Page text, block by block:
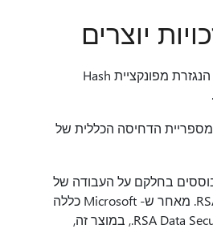
יוצרים
מוצר זה מכיל תוכנה הנגזרת מפונקציית Hash
מספריית הדחיסה הכללית של
בחלקם על העבודה של
RSA Data Security, Inc. מאחר ש- Microsoft כללה
את התוכנה RSA Data Security, Inc., במוצר זה,